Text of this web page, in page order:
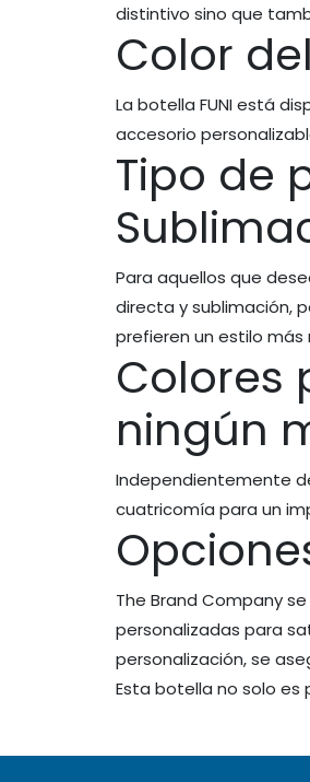
distintivo sino que
Color
La botella FUNI está
accesorio
Tipo de
Para aquellos que
directa y sublimación,
prefieren un estilo más
Colores
ningún
Independientemente
cuatricomía para un
The Brand Company
personalizadas para
personalización, se
Esta botella no solo